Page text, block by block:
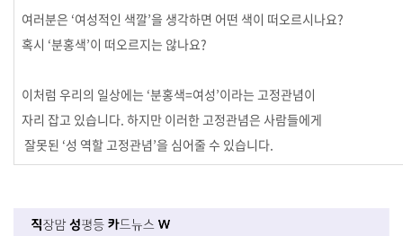
여러분은 ‘여성적인 색깔’을 생각하면 어떤 색이 떠오르시나요?
혹시 ‘분홍색’이 떠오르지는 않나요?
이처럼 우리의 일상에는 ‘분홍색=여성’이라는 고정관념이
자리 잡고 있습니다. 하지만 이러한 고정관념은 사람들에게
잘못된 ‘성 역할 고정관념’을 심어줄 수 있습니다.